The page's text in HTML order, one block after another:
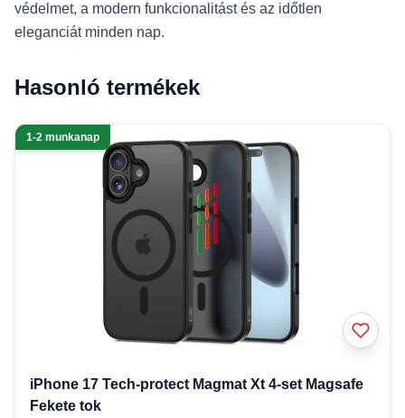
védelmet, a modern funkcionalitást és az időtlen
eleganciát minden nap.
Hasonló termékek
1-2 munkanap
iPhone 17 Tech-protect Magmat Xt 4-set Magsafe
Fekete tok